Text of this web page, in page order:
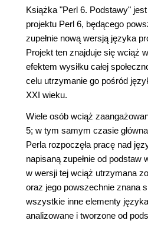
Książka "Perl 6. Podstawy"
projektu Perl 6, będącego
zupełnie nową wersją języka
Projekt ten znajduje się wciąż
efektem wysiłku całej
celu utrzymanie go pośród
XXI wieku.
Wiele osób wciąż
5; w tym samym czasie
Perla rozpoczęła pracę nad
napisaną zupełnie od podstaw
w wersji tej wciąż utrzymana
oraz jego powszechnie znana
wszystkie inne elementy
analizowane i tworzone od